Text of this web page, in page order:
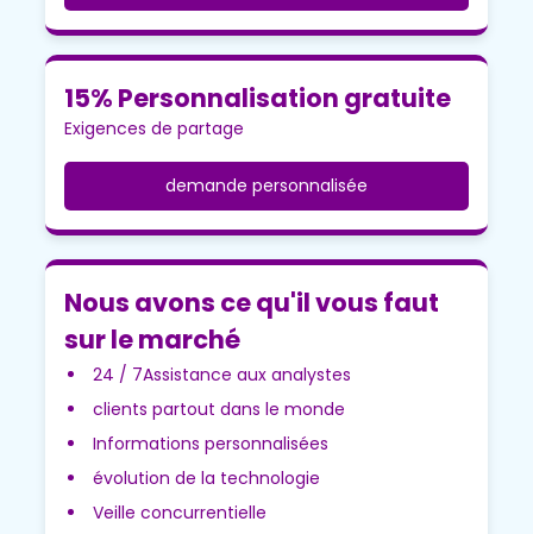
15% Personnalisation gratuite
Exigences de partage
demande personnalisée
Nous avons ce qu'il vous faut
sur le marché
24 / 7Assistance aux analystes
clients partout dans le monde
Informations personnalisées
évolution de la technologie
Veille concurrentielle